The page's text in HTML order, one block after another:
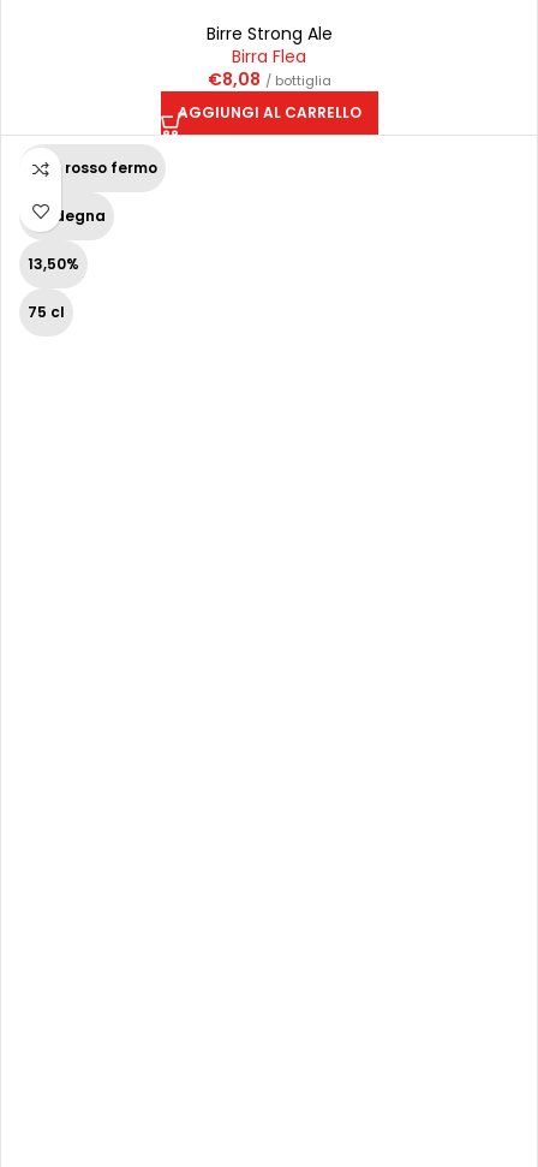
Birre Strong Ale
Birra Flea
€8,08 / bottiglia
AGGIUNGI AL CARRELLO
Vino rosso fermo
Sardegna
13,50%
75 cl